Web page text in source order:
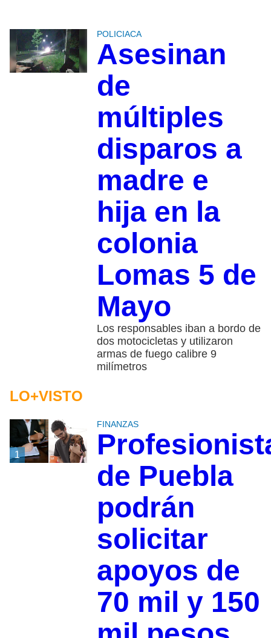
POLICIACA
Asesinan
de
múltiples
disparos a
madre e
hija en la
colonia
Lomas 5 de
Mayo
Los responsables iban a bordo de
dos motocicletas y utilizaron
armas de fuego calibre 9
milímetros
LO+VISTO
1
FINANZAS
de Puebla
podrán
solicitar
apoyos de
70 mil y 150